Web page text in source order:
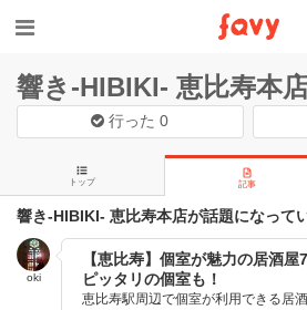
響き‐HIBIKI‐ 恵比寿本
行った0
トップ 記事
響き‐HIBIKI‐ 恵比寿本店が話題になって
oki
【恵比寿】個室が魅力の居酒
ピッタリの個室も！
恵比寿駅周辺で個室が利用できる居